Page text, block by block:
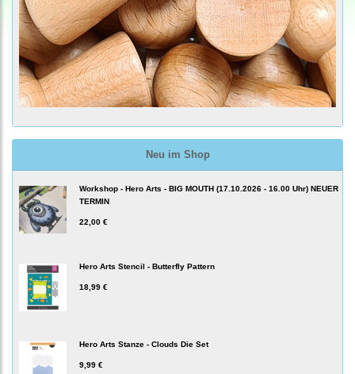
Neu im Shop
Workshop - Hero Arts - BIG MOUTH (17.10.2026 - 16.00 Uhr) NEUER
TERMIN
22,00 €
Hero Arts Stencil - Butterfly Pattern
18,99 €
Hero Arts Stanze - Clouds Die Set
9,99 €